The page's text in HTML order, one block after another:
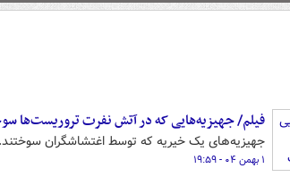
فیلم/ جهیزیه‌هایی که در آتش نفرت تروریست‌ها
جهیزیه‌های یک خیریه که توسط اغتشاشگران سوختند.
۱ بهمن ۰۴ - ۱۹:۵۹